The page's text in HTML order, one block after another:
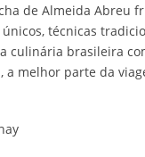
de Almeida Abreu
técnicas
culinária brasileira
a melhor parte da